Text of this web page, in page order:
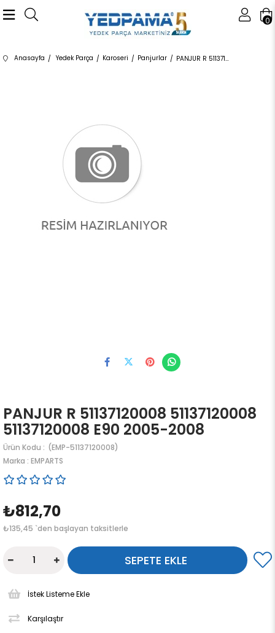
0
Anasayfa Yedek Parça Karoseri Panjurlar PANJUR R 51137120008 51137120008 51137120008 E90 2005-2008
PANJUR R 51137120008 51137120008
51137120008 E90 2005-2008
(EMP-51137120008)
Marka : EMPARTS
₺812,70
₺135,45 `den başlayan taksitlerle
İstek Listeme Ekle
Karşılaştır